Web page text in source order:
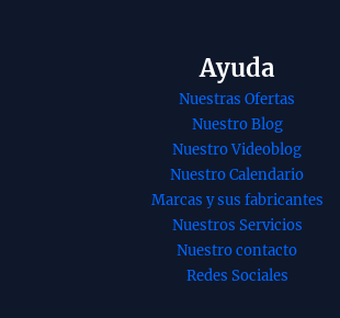
Ayuda
Nuestras Ofertas
Nuestro Blog
Nuestro Videoblog
Nuestro Calendario
Marcas y sus fabricantes
Nuestros Servicios
Nuestro contacto
Redes Sociales